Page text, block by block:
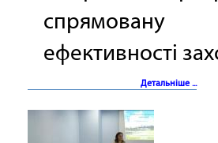
ефективності
Детальніше ...